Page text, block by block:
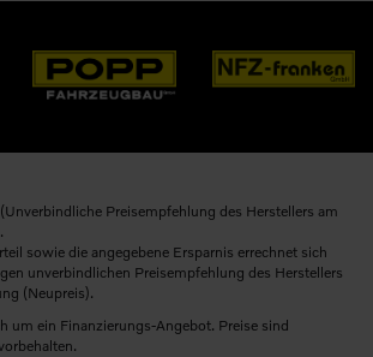
Preisempfehlung des Herstellers am
sowie die angegebene Ersparnis errechnet sich
unverbindlichen Preisempfehlung des Herstellers
(Neupreis).
um ein Finanzierungs-Angebot. Preise sind